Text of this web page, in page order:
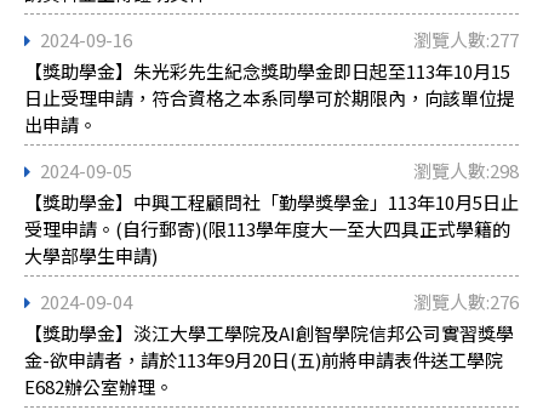
2024-09-16
瀏覽人數:277
【獎助學金】朱光彩先生紀念獎助學金即日起至113年10月15
日止受理申請，符合資格之本系同學可於期限內，向該單位提
出申請。
2024-09-05
瀏覽人數:298
【獎助學金】中興工程顧問社「勤學獎學金」113年10月5日止
受理申請。(自行郵寄)(限113學年度大一至大四具正式學籍的
大學部學生申請)
2024-09-04
瀏覽人數:276
【獎助學金】淡江大學工學院及AI創智學院信邦公司實習獎學
金-欲申請者，請於113年9月20日(五)前將申請表件送工學院
E682辦公室辦理。